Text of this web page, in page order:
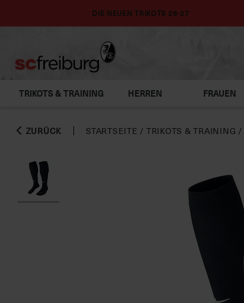
DIE NEUEN TRIKOTS 26-27
TRIKOTS & TRAINING HERREN FRAUEN
ZURÜCK STARTSEITE / TRIKOTS & TRAINING /